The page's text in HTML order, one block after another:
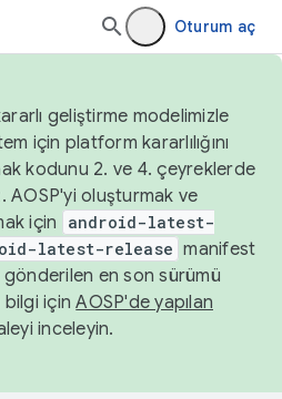
Oturum aç
geliştirme modelimizle
için platform kararlılığını
kodunu 2. ve 4. çeyreklerde
AOSP'yi oluşturmak ve
için
android-latest-
latest-release manifest
gönderilen en son sürümü
bilgi içinAOSP'de yapılan
inceleyin.